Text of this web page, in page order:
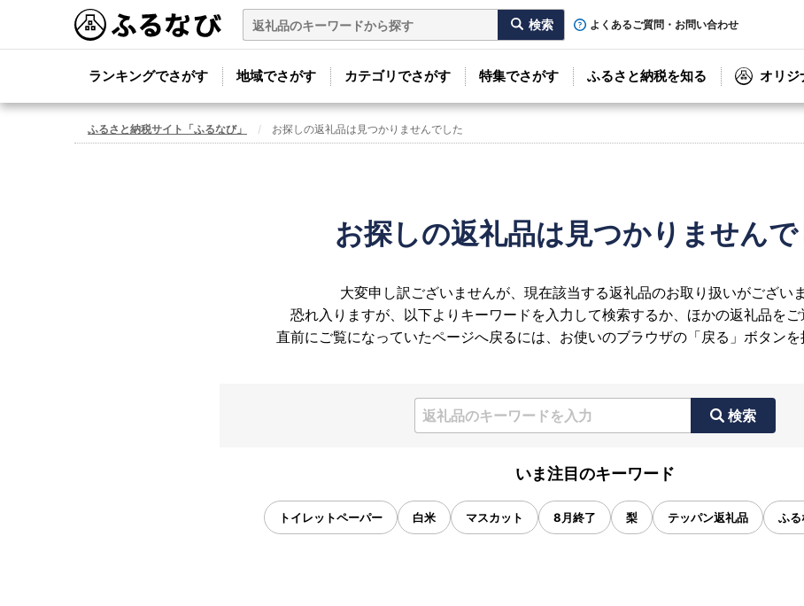
よくあるご質問・お問い合わせ
ランキングでさがす 地域でさがす カテゴリでさがす 特集でさがす ふるさと納税を知る オリジ
ふるさと納税サイト「ふるなび」 お探しの返礼品は見つかりませんでした
お探しの返礼品は見つかりませんで
大変申し訳ございませんが、現在該当する返礼品のお取り扱いがございま
恐れ入りますが、以下よりキーワードを入力して検索するか、ほかの返礼品をご
直前にご覧になっていたページへ戻るには、お使いのブラウザの「戻る」ボタンを
検索
いま注目のキーワード
トイレットペーパー 白米 マスカット 8月終了 梨 テッパン返礼品 ふる